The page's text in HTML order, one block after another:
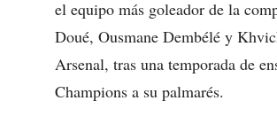
el equipo más goleador de la
Doué, Ousmane Dembélé y
Arsenal, tras una temporada de
Champions a su palmarés.